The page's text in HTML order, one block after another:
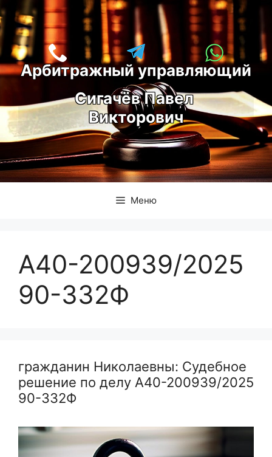
Перейти
к
содержимому
Арбитражный управляющий
Сигачёв Павел
Викторович
Меню
А40-200939/2025
90-332Ф
гражданин Николаевны: Судебное
решение по делу А40-200939/2025
90-332Ф